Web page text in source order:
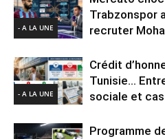
- A LA UNE
Trabzonspor
recruter
- A LA UNE
Crédit
Tunisie…
sociale et
Programme